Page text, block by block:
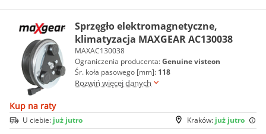
Sprzęgło elektromagnetyczne,
klimatyzacja MAXGEAR AC130038
MAXAC130038
Ograniczenia producenta:Genuine visteon
Śr. koła pasowego [mm]: 118
Rozwiń więcej danych
Kup na raty
Kraków: już jutro
U ciebie: już jutro